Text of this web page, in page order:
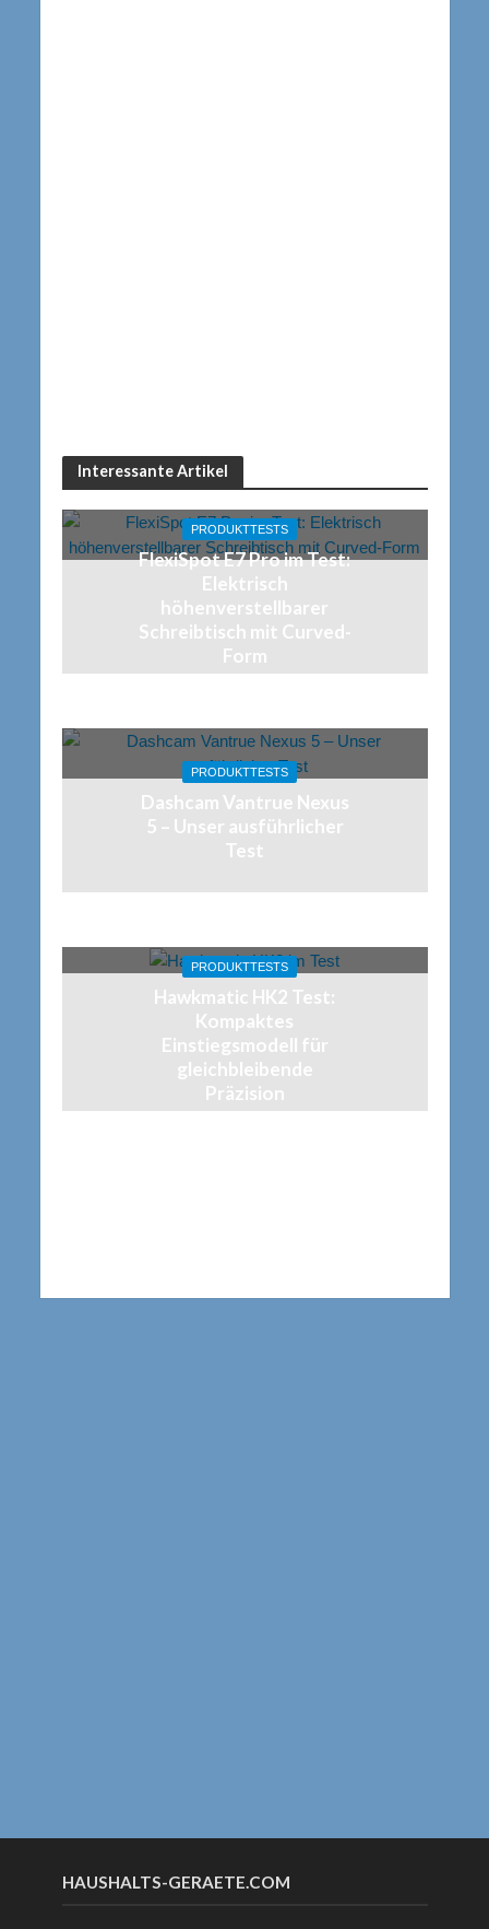
Interessante Artikel
PRODUKTTESTS
FlexiSpot E7 Pro im Test:
Elektrisch
höhenverstellbarer
Schreibtisch mit Curved-
Form
PRODUKTTESTS
Dashcam Vantrue Nexus
5 – Unser ausführlicher
Test
PRODUKTTESTS
Hawkmatic HK2 Test:
Kompaktes
Einstiegsmodell für
gleichbleibende
Präzision
HAUSHALTS-GERAETE.COM